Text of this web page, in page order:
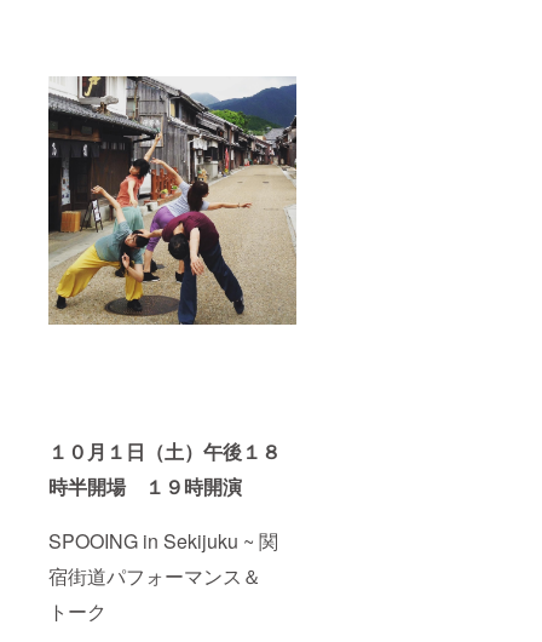
１０月１日（土）午後１８
時半開場 １９時開演
SPOOING in Sekijuku ~ 関
宿街道パフォーマンス＆
トーク